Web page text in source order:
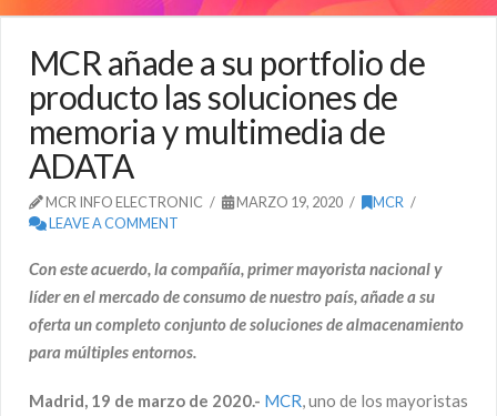
MCR añade a su portfolio de
producto las soluciones de
memoria y multimedia de
ADATA
MCR INFO ELECTRONIC MARZO 19, 2020
MCR
LEAVE A COMMENT
Con este acuerdo, la compañía,primer mayorista nacional y
líder en el mercado de consumo de nuestro país,añade a su
oferta un completo conjunto de soluciones de almacenamiento
para múltiples entornos.
Madrid, 19 de marzo de 2020.- MCR, uno de los mayoristas